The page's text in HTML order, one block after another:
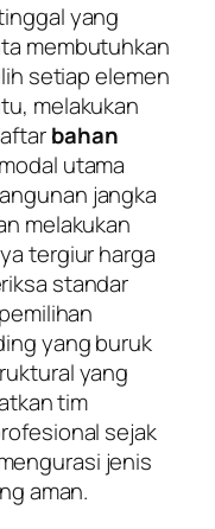
yang
membutuhkan
setiap elemen
melakukan
bahan
utama
jangka
melakukan
tergiur harga
standar
yang buruk
yang
tim
sejak
jenis
aman.